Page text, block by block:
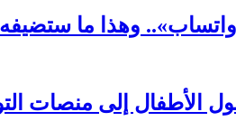
وهذا ما ستضيفه
الأطفال إلى منصات